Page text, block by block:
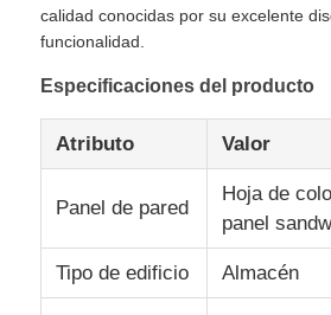
calidad conocidas por su excelente
funcionalidad.
Especificaciones del producto
Atributo Valor
Panel de pared
Hoja de
panel
Tipo de edificio Almacén